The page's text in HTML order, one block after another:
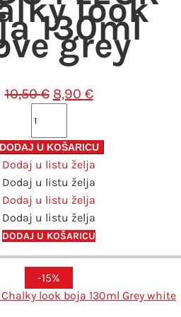
look
130ml
grey
10,50€ Izvorna
je:
10,50 €.
8,90 €Trenutna
8,90 €.
FLEUR
Chalky
look
boja
130ml
Dove
grey
količina
DODAJ U KOŠARICU
Dodaj u listu želja
Dodaj u listu želja
Dodaj u listu želja
Dodaj u listu želja
DODAJ U KOŠARICU
-15%